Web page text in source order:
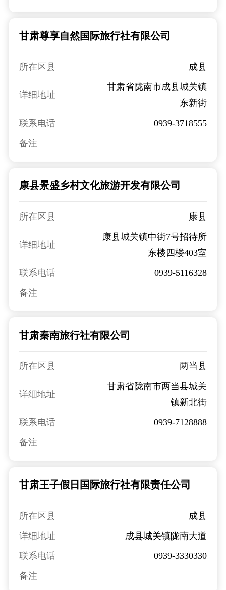
甘肃尊享自然国际旅行社有限公司
所在区县 成县
详细地址
甘肃省陇南市成县城关镇
东新街
联系电话
0939-3718555
备注
康县景盛乡村文化旅游开发有限公司
所在区县 康县
详细地址
康县城关镇中街7号招待所
东楼四楼403室
联系电话
0939-5116328
备注
甘肃秦南旅行社有限公司
所在区县 两当县
详细地址
甘肃省陇南市两当县城关
镇新北街
联系电话
0939-7128888
备注
甘肃王子假日国际旅行社有限责任公司
所在区县
成县
详细地址
成县城关镇陇南大道
联系电话
0939-3330330
备注